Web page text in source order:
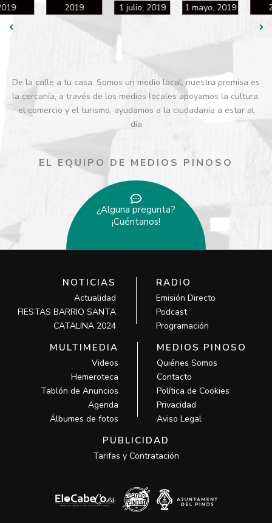
1 julio, 2019 1 mayo, 2019
2019
De la calle a tu casa. Somos un medio local, nuestra premisa es
la cercanía, a través de los medios locales apoyamos la cultura,
el comercio y el turismo, ayudamos a la ciudadanía a estar al
día
EL EQUIPO DE MEDIOS PINOSO
¿Alguna pregunta?
¡Cuéntanos!
NOTICIAS
Actualidad
FIESTAS BARRIO SANTA
CATALINA 2024
RADIO
Emisión Directo
Podcast
Programación
MULTIMEDIA
Videos
Hemeroteca
Tablón de Anuncios
Agenda
Álbumes de fotos
MEDIOS PINOSO
Quiénes Somos
Contacto
Política de Cookies
Privacidad
Aviso Legal
PUBLICIDAD
Tarifas y Contratación